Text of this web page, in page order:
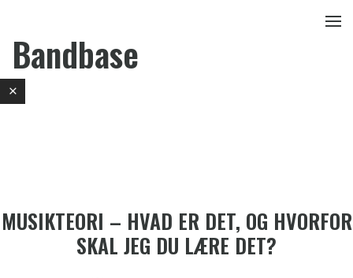
Bandbase
MUSIKTEORI – HVAD ER DET, OG HVORFOR
SKAL JEG DU LÆRE DET?